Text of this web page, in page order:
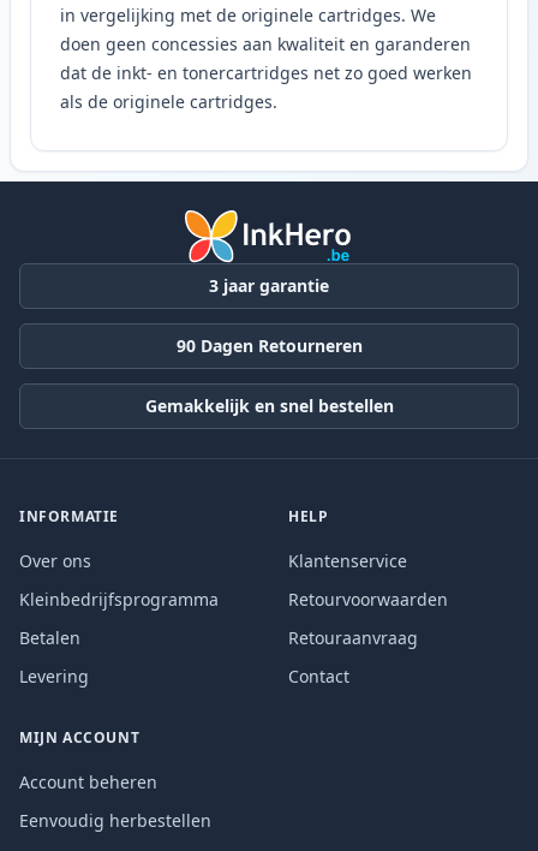
in vergelijking met de originele cartridges. We
doen geen concessies aan kwaliteit en garanderen
dat de inkt- en tonercartridges net zo goed werken
als de originele cartridges.
3 jaar garantie
90 Dagen Retourneren
Gemakkelijk en snel bestellen
INFORMATIE
Over ons
Kleinbedrijfsprogramma
Betalen
Levering
HELP
Klantenservice
Retourvoorwaarden
Retouraanvraag
Contact
MIJN ACCOUNT
Account beheren
Eenvoudig herbestellen